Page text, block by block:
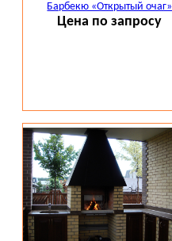
Барбекю «Открытый очаг»
Цена по запросу